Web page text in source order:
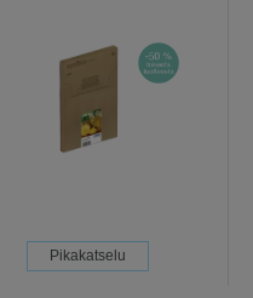
Pikakatselu